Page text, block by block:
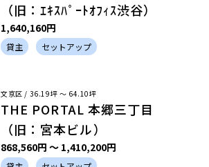
（旧：ｴｷｽﾊﾟｰﾄｵﾌｨｽ渋谷）
1,640,160円
貸主 セットアップ
文京区 / 36.19坪 〜 64.10坪
THE PORTAL 本郷三丁目
（旧：宮本ビル）
868,560円 〜 1,410,200円